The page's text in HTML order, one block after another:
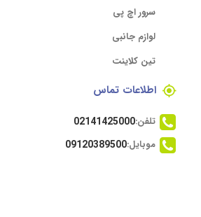
سرور اچ پی
لوازم جانبی
تین کلاینت
اطلاعات تماس
تلفن:02141425000
موبایل:09120389500